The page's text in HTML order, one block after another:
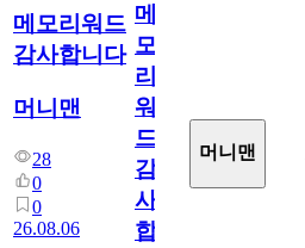
메모리워드
감사합니다
머니맨
28
0
0
26.08.06
메
모
리
워
드
감
사
합
머니맨